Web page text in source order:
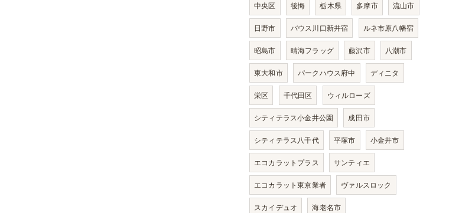
中央区 後悔 栃木県 多摩市 流山市
日野市 バウス川口新井宿 ルネ市原八幡宿
昭島市 晴海フラッグ 藤沢市 八潮市
東大和市 パークハウス府中 ディニタ
栄区 千代田区 ウィルローズ
シティテラス小金井公園 成田市
シティテラス八千代 平塚市 小金井市
エコカラットプラス サンティエ
エコカラット東京業者 ヴァルスロック
スカイデュオ 海老名市